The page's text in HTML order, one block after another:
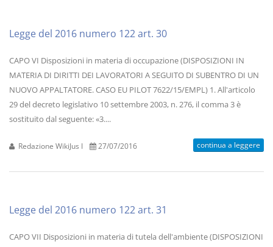
Legge del 2016 numero 122 art. 30
CAPO VI Disposizioni in materia di occupazione (DISPOSIZIONI IN
MATERIA DI DIRITTI DEI LAVORATORI A SEGUITO DI SUBENTRO DI UN
NUOVO APPALTATORE. CASO EU PILOT 7622/15/EMPL) 1. All'articolo
29 del decreto legislativo 10 settembre 2003, n. 276, il comma 3 è
sostituito dal seguente: «3....
Redazione WikiJus I 27/07/2016 continua a leggere
Legge del 2016 numero 122 art. 31
CAPO VII Disposizioni in materia di tutela dell'ambiente (DISPOSIZIONI